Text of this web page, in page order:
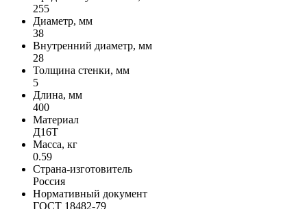
255
Диаметр, мм
38
Внутренний диаметр, мм
28
Толщина стенки, мм
5
Длина, мм
400
Материал
Д16Т
Масса, кг
0.59
Страна-изготовитель
Россия
Нормативный документ
ГОСТ 18482-79